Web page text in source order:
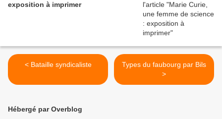
exposition à imprimer
< Bataille syndicaliste
Types du faubourg par Bils
>
Hébergé par Overblog